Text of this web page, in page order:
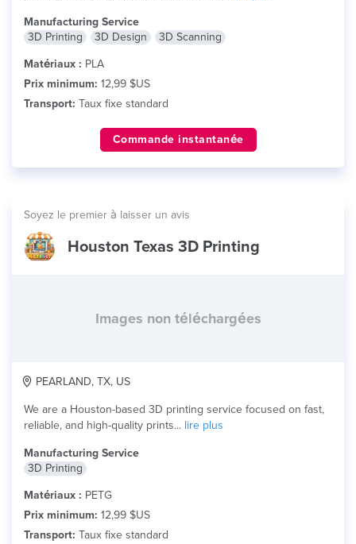
Manufacturing Service
3D Printing
3D Design
3D Scanning
Matériaux : PLA
Prix minimum: 12,99 $US
Transport: Taux fixe standard
Commande instantanée
Soyez le premier à laisser un avis
Houston Texas 3D Printing
Images non téléchargées
PEARLAND, TX, US
We are a Houston-based 3D printing service focused on fast,
reliable, and high-quality prints... lire plus
Manufacturing Service
3D Printing
Matériaux : PETG
Prix minimum: 12,99 $US
Transport: Taux fixe standard